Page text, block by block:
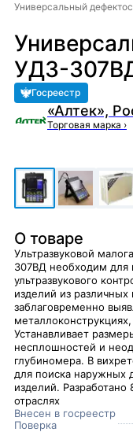
Универсальный
УД3-
Госреестр
«Алтек»,
Торговая марка ›
О товаре
Ультразвуковой
307ВД необходим для
ультразвукового
изделий из
заблаговременно
Устанавливает
несплошностей и
глубиномера. В
для поиска наружных
изделий.
отраслях
Внесен в госреестр
Поверка